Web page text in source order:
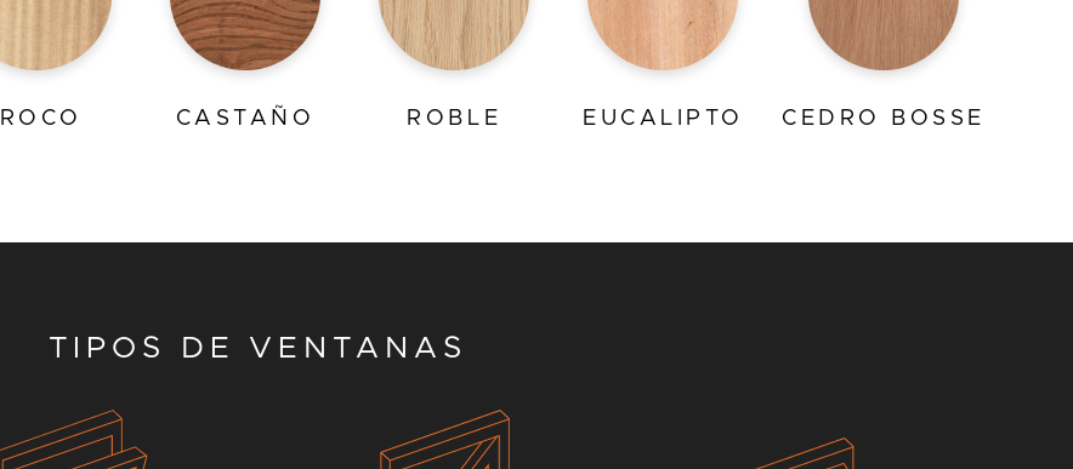
IROCO CASTAÑO ROBLE EUCALIPTO CEDRO BOSSE
TIPOS DE VENTANAS